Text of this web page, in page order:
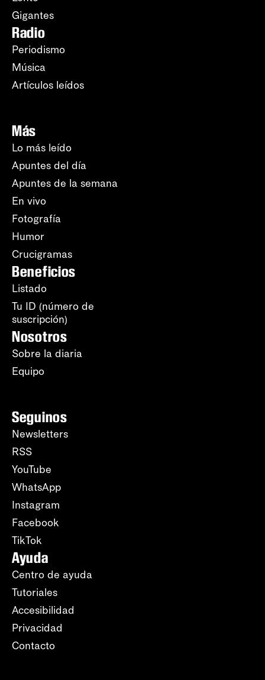
Gigantes
Radio
Periodismo
Música
Artículos leídos
Más
Lo más leído
Apuntes del día
Apuntes de la semana
En vivo
Fotografía
Humor
Crucigramas
Beneficios
Listado
Tu ID (número de
suscripción)
Nosotros
Sobre la diaria
Equipo
Seguinos
Newsletters
RSS
YouTube
WhatsApp
Instagram
Facebook
TikTok
Ayuda
Centro de ayuda
Tutoriales
Accesibilidad
Privacidad
Contacto